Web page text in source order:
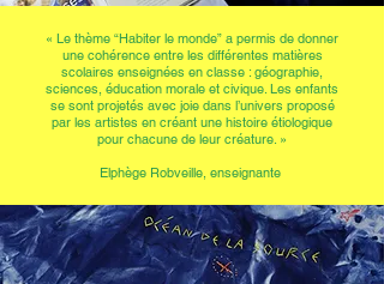
« Le thème “Habiter le monde” a permis de donner
une cohérence entre les différentes matières
scolaires enseignées en classe : géographie,
sciences, éducation morale et civique. Les enfants
se sont projetés avec joie dans l’univers proposé
par les artistes en créant une histoire étiologique
pour chacune de leur créature. »
Elphège Robveille, enseignante